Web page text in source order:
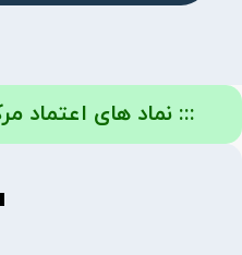
::: نماد های اعتماد